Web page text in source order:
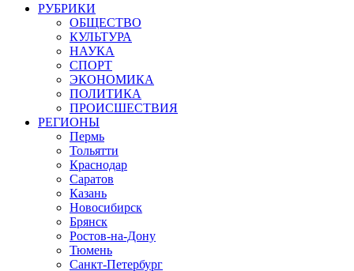
РУБРИКИ
ОБЩЕСТВО
КУЛЬТУРА
НАУКА
СПОРТ
ЭКОНОМИКА
ПОЛИТИКА
ПРОИСШЕСТВИЯ
РЕГИОНЫ
Пермь
Тольятти
Краснодар
Саратов
Казань
Новосибирск
Брянск
Ростов-на-Дону
Тюмень
Санкт-Петербург